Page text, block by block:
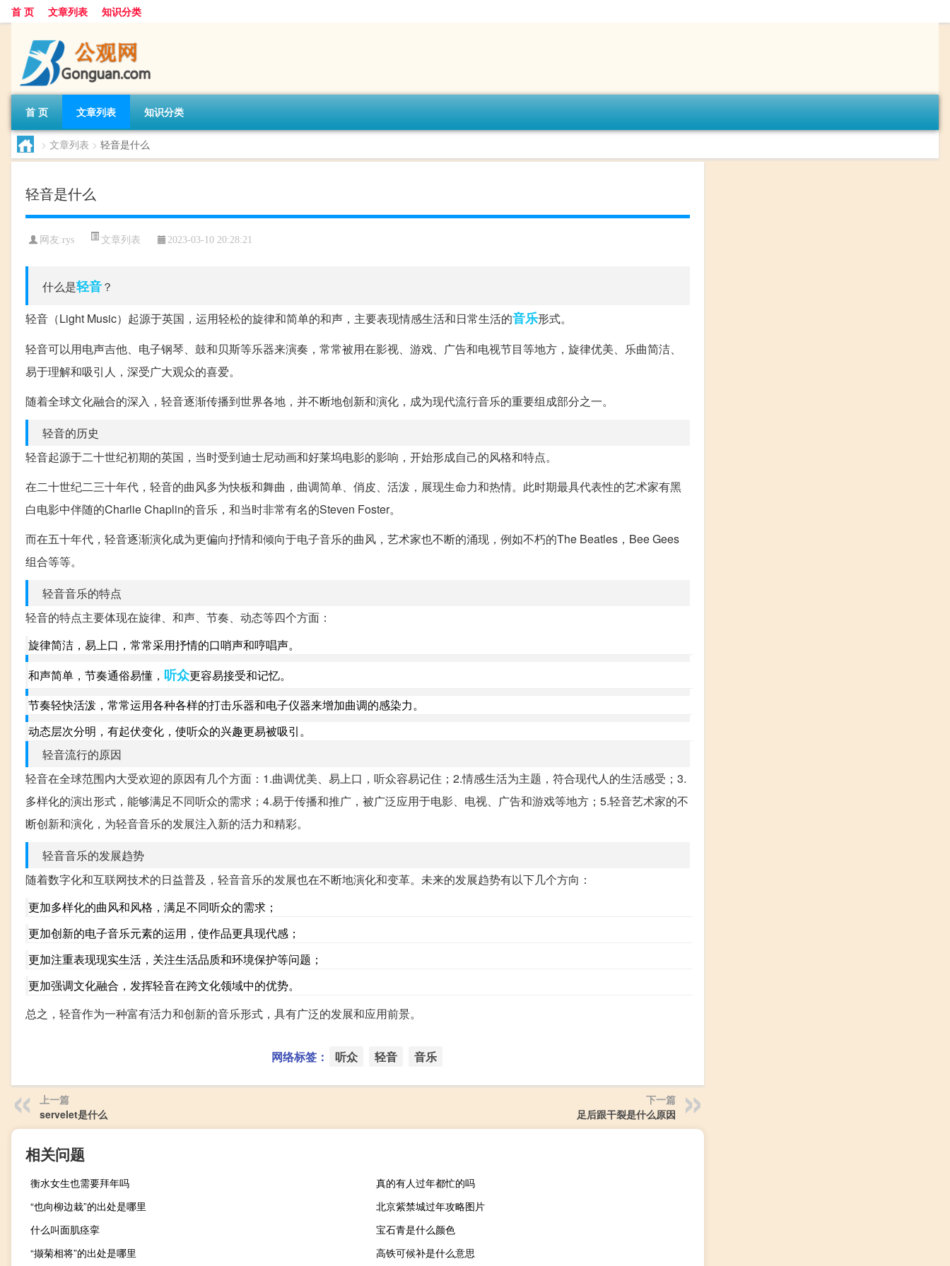
首 页 文章列表 知识分类
首 页 文章列表 知识分类
> 文章列表 > 轻音是什么
轻音是什么
网友:rys 文章列表 2023-03-10 20:28:21
什么是轻音？
轻音（Light Music）起源于英国，运用轻松的旋律和简单的和声，主要表现情感生活和日常生活的音乐形式。
轻音可以用电声吉他、电子钢琴、鼓和贝斯等乐器来演奏，常常被用在影视、游戏、广告和电视节目等地方，旋律优美、乐曲简洁、
易于理解和吸引人，深受广大观众的喜爱。
随着全球文化融合的深入，轻音逐渐传播到世界各地，并不断地创新和演化，成为现代流行音乐的重要组成部分之一。
轻音的历史
轻音起源于二十世纪初期的英国，当时受到迪士尼动画和好莱坞电影的影响，开始形成自己的风格和特点。
在二十世纪二三十年代，轻音的曲风多为快板和舞曲，曲调简单、俏皮、活泼，展现生命力和热情。此时期最具代表性的艺术家有黑
白电影中伴随的Charlie Chaplin的音乐，和当时非常有名的Steven Foster。
而在五十年代，轻音逐渐演化成为更偏向抒情和倾向于电子音乐的曲风，艺术家也不断的涌现，例如不朽的The Beatles，Bee Gees
组合等等。
轻音音乐的特点
轻音的特点主要体现在旋律、和声、节奏、动态等四个方面：
旋律简洁，易上口，常常采用抒情的口哨声和哼唱声。
和声简单，节奏通俗易懂， 听众更容易接受和记忆。
节奏轻快活泼，常常运用各种各样的打击乐器和电子仪器来增加曲调的感染力。
动态层次分明，有起伏变化，使听众的兴趣更易被吸引。
轻音流行的原因
轻音在全球范围内大受欢迎的原因有几个方面：1.曲调优美、易上口，听众容易记住；2.情感生活为主题，符合现代人的生活感受；3.
多样化的演出形式，能够满足不同听众的需求；4.易于传播和推广，被广泛应用于电影、电视、广告和游戏等地方；5.轻音艺术家的不
断创新和演化，为轻音音乐的发展注入新的活力和精彩。
轻音音乐的发展趋势
随着数字化和互联网技术的日益普及，轻音音乐的发展也在不断地演化和变革。未来的发展趋势有以下几个方向：
更加多样化的曲风和风格，满足不同听众的需求；
更加创新的电子音乐元素的运用，使作品更具现代感；
更加注重表现现实生活，关注生活品质和环境保护等问题；
更加强调文化融合，发挥轻音在跨文化领域中的优势。
总之，轻音作为一种富有活力和创新的音乐形式，具有广泛的发展和应用前景。
网络标签： 听众 轻音 音乐
上一篇
servelet是什么
下一篇
足后跟干裂是什么原因
相关问题
衡水女生也需要拜年吗
真的有人过年都忙的吗
“也向柳边栽”的出处是哪里
北京紫禁城过年攻略图片
什么叫面肌痉挛
宝石青是什么颜色
“撷菊相将”的出处是哪里
高铁可候补是什么意思